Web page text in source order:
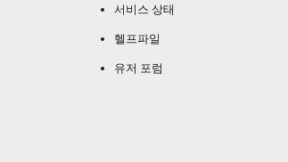
서비스 상태
헬프파일
유저 포럼